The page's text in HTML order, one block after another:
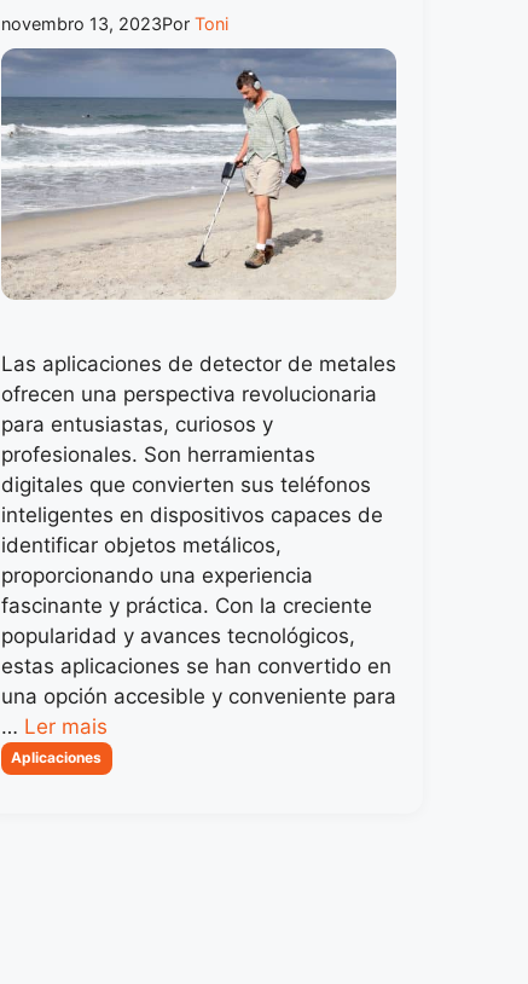
novembro 13, 2023Por Toni
Las aplicaciones de detector de metales
ofrecen una perspectiva revolucionaria
para entusiastas, curiosos y
profesionales. Son herramientas
digitales que convierten sus teléfonos
inteligentes en dispositivos capaces de
identificar objetos metálicos,
proporcionando una experiencia
fascinante y práctica. Con la creciente
popularidad y avances tecnológicos,
estas aplicaciones se han convertido en
una opción accesible y conveniente para
… Ler mais
Categorias
Aplicaciones